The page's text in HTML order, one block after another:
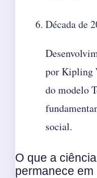
Década de
por Kipling
do modelo
social.
O que a
permanece em